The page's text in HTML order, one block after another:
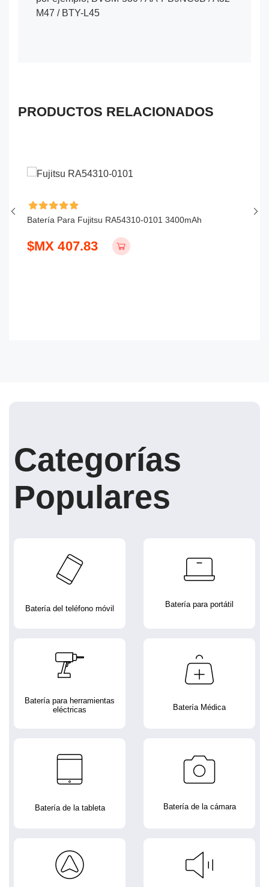
M47 / BTY-L45
PRODUCTOS RELACIONADOS
Batería Para Fujitsu RA54310-0101 3400mAh
$MX 407.83
Categorías
Populares
Batería del teléfono móvil Batería para portátil
Batería para herramientas
eléctricas
Batería Médica
Batería de la tableta Batería de la cámara